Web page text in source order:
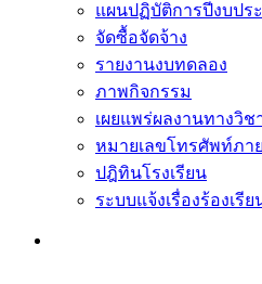
แผนปฏิบัติการปีงบปร
จัดซื้อจัดจ้าง
รายงานงบทดลอง
ภาพกิจกรรม
เผยแพร่ผลงานทางวิช
หมายเลขโทรศัพท์ภา
ปฎิทินโรงเรียน
ระบบแจ้งเรื่องร้องเรีย